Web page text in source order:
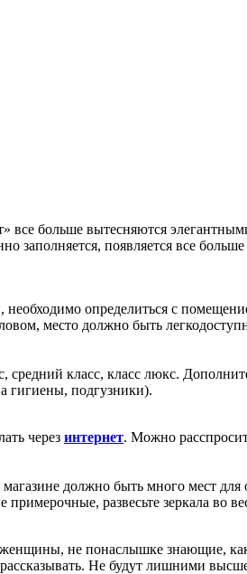
все больше вытесняются
появляется все
необходимо определиться с
место должно быть
средний класс, класс люкс.
гигиены, подгузники).
через интернет. Можно
должно быть много мест
развесьте зеркала во
не понаслышке знающие,
Не будут лишними